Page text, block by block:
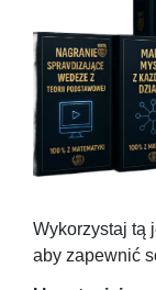
Wykorzystaj tą
aby zapewnić